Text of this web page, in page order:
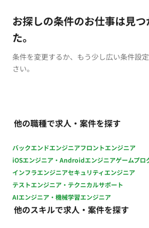
お探しの条件のお仕事は見
た。
条件を変更するか、もう少し広い条件設
さい。
他の職種で求人・案件を探す
バックエンドエンジニアフロントエンジニア
iOSエンジニア・Androidエンジニアゲームプロ
インフラエンジニアセキュリティエンジニア
テストエンジニア・テクニカルサポート
AIエンジニア・機械学習エンジニア
他のスキルで求人・案件を探す